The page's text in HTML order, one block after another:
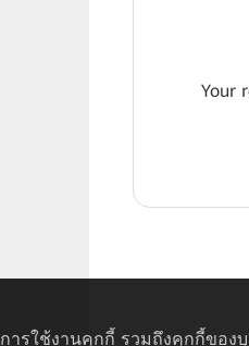
Your
การใช้งานคุกกี้ รวมถึงคุกกี้ขอ